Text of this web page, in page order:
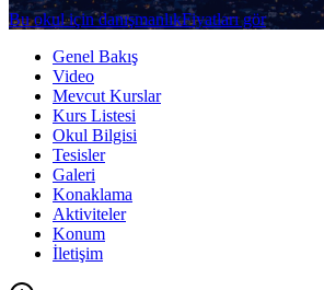
Bu okul için danışmanlıkFiyatları gör
Genel Bakış
Video
Mevcut Kurslar
Kurs Listesi
Okul Bilgisi
Tesisler
Galeri
Konaklama
Aktiviteler
Konum
İletişim